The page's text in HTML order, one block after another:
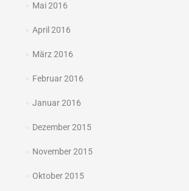
Mai 2016
April 2016
März 2016
Februar 2016
Januar 2016
Dezember 2015
November 2015
Oktober 2015